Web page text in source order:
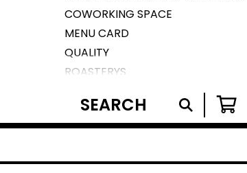
COWORKING SPACE
MENU CARD
QUALITY
ROASTERYS
SPECIALTY COFFEE CATERING
AGB
IMPRESSUM
SEARCH